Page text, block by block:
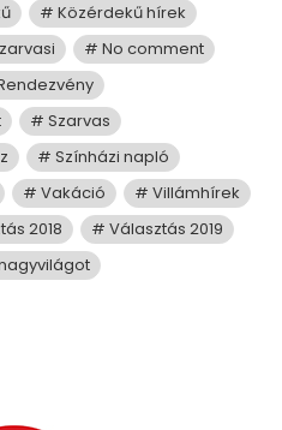
Közérdekű hírek
No comment
Szarvas
Színházi napló
Vakáció
Villámhírek
2018
Választás 2019